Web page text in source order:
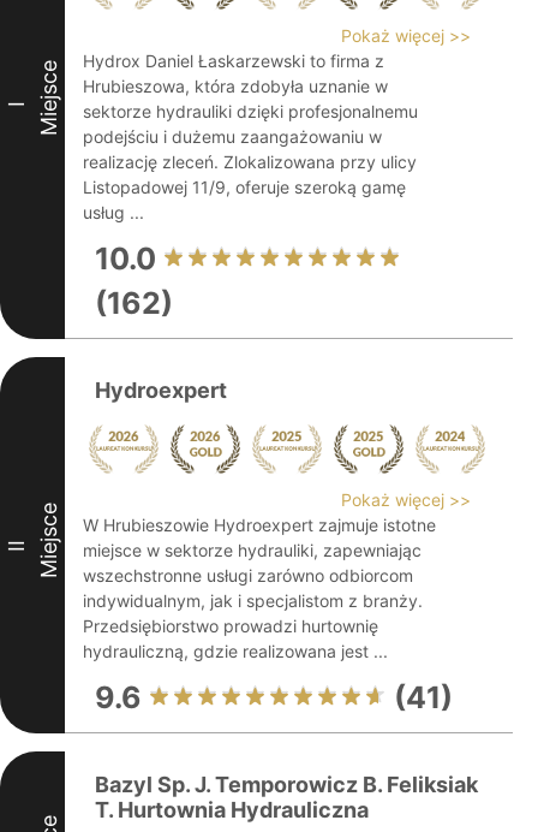
I Miejsce
Pokaż więcej >>
Hydrox Daniel Łaskarzewski to firma z
Hrubieszowa, która zdobyła uznanie w
sektorze hydrauliki dzięki profesjonalnemu
podejściu i dużemu zaangażowaniu w
realizację zleceń. Zlokalizowana przy ulicy
Listopadowej 11/9, oferuje szeroką gamę
usług ...
10.0
(162)
II Miejsce
Hydroexpert
Pokaż więcej >>
W Hrubieszowie Hydroexpert zajmuje istotne
miejsce w sektorze hydrauliki, zapewniając
wszechstronne usługi zarówno odbiorcom
indywidualnym, jak i specjalistom z branży.
Przedsiębiorstwo prowadzi hurtownię
hydrauliczną, gdzie realizowana jest ...
9.6 (41)
Bazyl Sp. J. Temporowicz B. Feliksiak
T. Hurtownia Hydrauliczna